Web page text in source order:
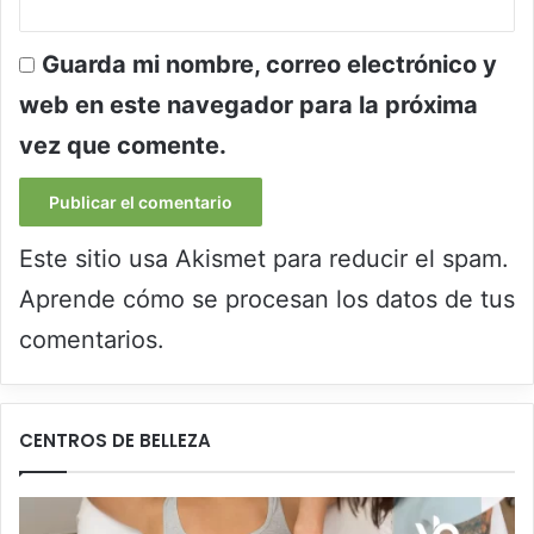
Guarda mi nombre, correo electrónico y
web en este navegador para la próxima
vez que comente.
Este sitio usa Akismet para reducir el spam.
Aprende cómo se procesan los datos de tus
comentarios.
CENTROS DE BELLEZA